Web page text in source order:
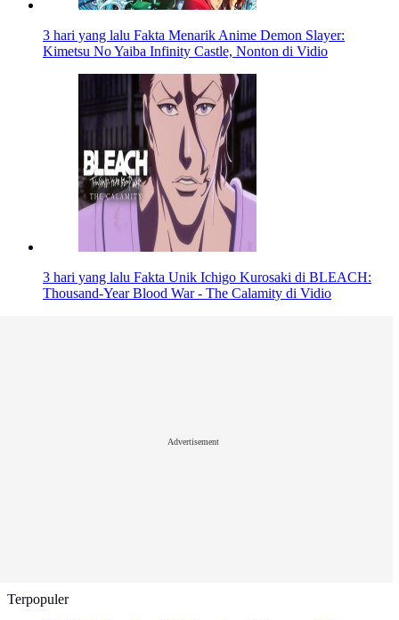
3 hari yang lalu Fakta Menarik Anime Demon Slayer:
Kimetsu No Yaiba Infinity Castle, Nonton di Vidio
3 hari yang lalu Fakta Unik Ichigo Kurosaki di BLEACH:
Thousand-Year Blood War - The Calamity di Vidio
Advertisement
Terpopuler